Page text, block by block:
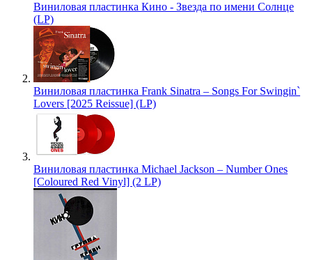
Виниловая пластинка Кино - Звезда по имени Солнце
(LP)
Виниловая пластинка Frank Sinatra – Songs For Swingin`
Lovers [2025 Reissue] (LP)
Виниловая пластинка Michael Jackson – Number Ones
[Coloured Red Vinyl] (2 LP)